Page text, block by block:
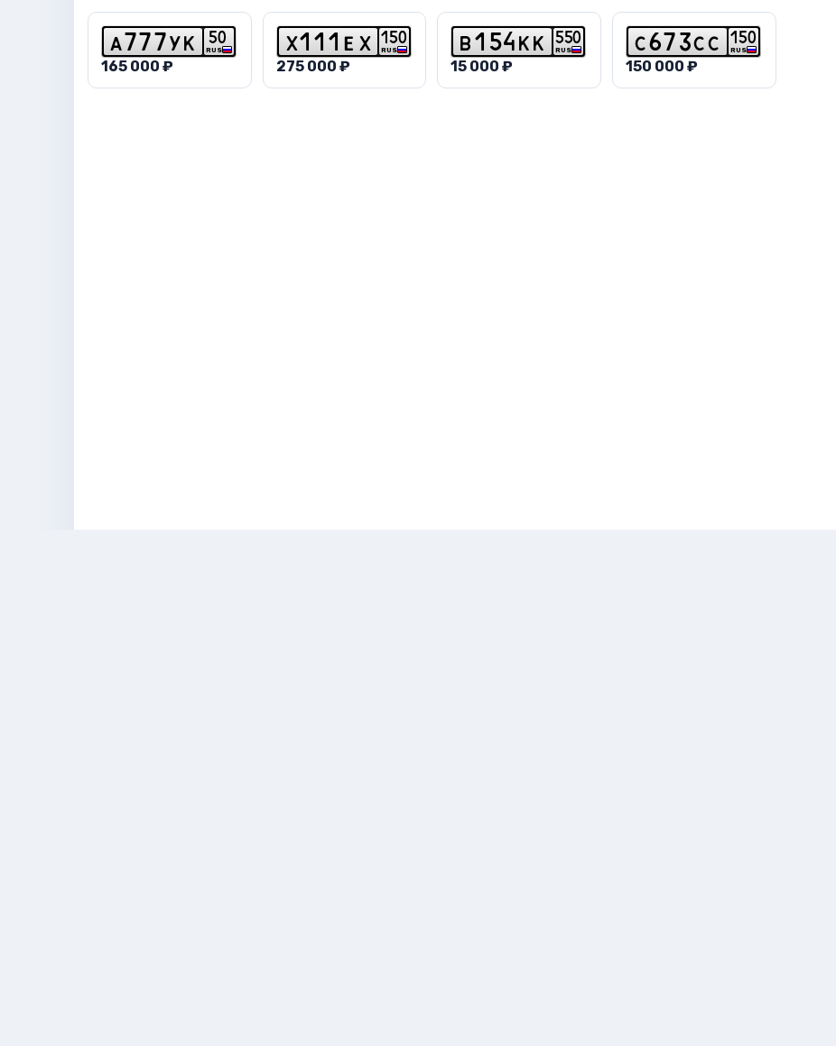
a 7 7 7 y k RUS
50
165 000 ₽
x1 1 1 e x RUS
1 50
275 000 ₽
b 1 54 k k RUS
550
15 000 ₽
c 6 7 3c c RUS
1 50
150 000 ₽